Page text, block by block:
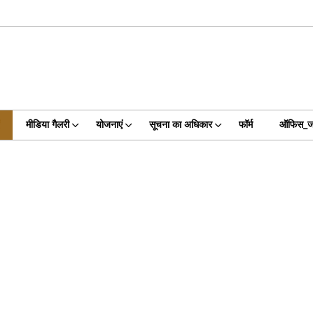
मीडिया गैलरी योजनाएं सूचना का अधिकार फॉर्म